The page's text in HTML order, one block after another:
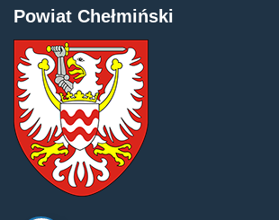
Powiat Chełmiński